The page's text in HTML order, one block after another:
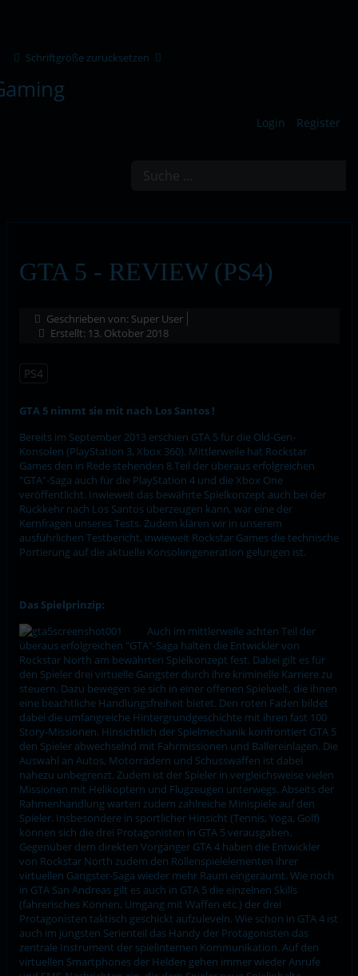
Schriftgröße zurücksetzen
Login Register
GTA 5 - REVIEW (PS4)
Geschrieben von: Super User
Erstellt: 13. Oktober 2018
PS4
GTA 5 nimmt sie mit nach Los Santos !
Bereits im September 2013 erschien GTA 5 für die Old-Gen-
Konsolen (PlayStation 3, Xbox 360). Mittlerweile hat Rockstar
Games den in Rede stehenden 8.Teil der überaus erfolgreichen
"GTA"-Saga auch für die PlayStation 4 und die Xbox One
veröffentlicht. Inwieweit das bewährte Spielkonzept auch bei der
Rückkehr nach Los Santos überzeugen kann, war eine der
Kernfragen unseres Tests. Zudem klären wir in unserem
ausführlichen Testbericht, inwieweit Rockstar Games die technische
Portierung auf die aktuelle Konsolengeneration gelungen ist.
Das Spielprinzip:
Auch im mittlerweile achten Teil der
überaus erfolgreichen "GTA"-Saga halten die Entwickler von
Rockstar North am bewährten Spielkonzept fest. Dabei gilt es für
den Spieler drei virtuelle Gangster durch ihre kriminelle Karriere zu
steuern. Dazu bewegen sie sich in einer offenen Spielwelt, die ihnen
eine beachtliche Handlungsfreiheit bietet. Den roten Faden bildet
dabei die umfangreiche Hintergrundgeschichte mit ihren fast 100
Story-Missionen. Hinsichtlich der Spielmechanik konfrontiert GTA 5
den Spieler abwechselnd mit Fahrmissionen und Ballereinlagen. Die
Auswahl an Autos, Motorrädern und Schusswaffen ist dabei
nahezu unbegrenzt. Zudem ist der Spieler in vergleichsweise vielen
Missionen mit Helikoptern und Flugzeugen unterwegs. Abseits der
Rahmenhandlung warten zudem zahlreiche Minispiele auf den
Spieler. Insbesondere in sportlicher Hinsicht (Tennis, Yoga, Golf)
können sich die drei Protagonisten in GTA 5 verausgaben.
Gegenüber dem direkten Vorgänger GTA 4 haben die Entwickler
von Rockstar North zudem den Rollenspielelementen ihrer
virtuellen Gangster-Saga wieder mehr Raum eingeräumt. Wie noch
in GTA San Andreas gilt es auch in GTA 5 die einzelnen Skills
(fahrerisches Können, Umgang mit Waffen etc.) der drei
Protagonisten taktisch geschickt aufzuleveln. Wie schon in GTA 4 ist
auch im jüngsten Serienteil das Handy der Protagonisten das
zentrale Instrument der spielinternen Kommunikation. Auf den
virtuellen Smartphones der Helden gehen immer wieder Anrufe